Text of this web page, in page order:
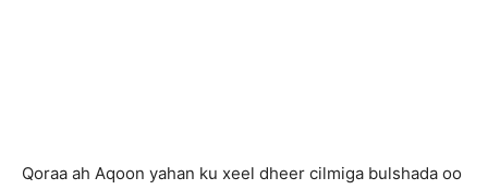
Qoraa ah Aqoon yahan ku xeel dheer cilmiga bulshada oo